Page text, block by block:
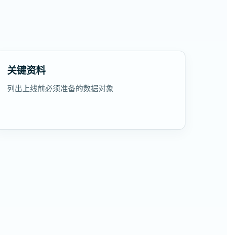
关键资料
列出上线前必须准备的数据对象